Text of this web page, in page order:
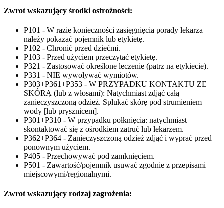
Zwrot wskazujący środki ostrożności:
P101 - W razie konieczności zasięgnięcia porady lekarza
należy pokazać pojemnik lub etykietę.
P102 - Chronić przed dziećmi.
P103 - Przed użyciem przeczytać etykietę.
P321 - Zastosować określone leczenie (patrz na etykiecie).
P331 - NIE wywoływać wymiotów.
P303+P361+P353 - W PRZYPADKU KONTAKTU ZE
SKÓRĄ (lub z włosami): Natychmiast zdjąć całą
zanieczyszczoną odzież. Spłukać skórę pod strumieniem
wody [lub prysznicem].
P301+P310 - W przypadku połknięcia: natychmiast
skontaktować się z ośrodkiem zatruć lub lekarzem.
P362+P364 - Zanieczyszczoną odzież zdjąć i wyprać przed
ponownym użyciem.
P405 - Przechowywać pod zamknięciem.
P501 - Zawartość/pojemnik usuwać zgodnie z przepisami
miejscowymi/regionalnymi.
Zwrot wskazujący rodzaj zagrożenia: